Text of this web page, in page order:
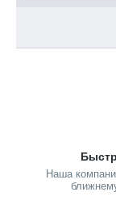
Наша